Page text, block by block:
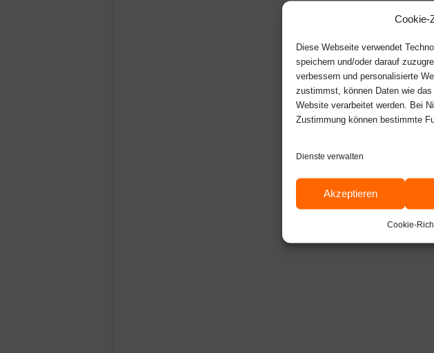
Cookie-
Diese Webseite verwendet
speichern und/oder darauf
verbessern und personalisierte
zustimmst, können Daten wie
Website verarbeitet werden. Bei
Zustimmung können bestimmte
Dienste verwalten
Akzeptieren
Cookie-